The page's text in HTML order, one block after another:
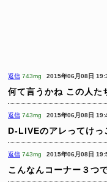
返信 743mg 2015年06月08日
何て言うかね この人た
返信 743mg 2015年06月08日
D-LIVEのアレってけっ
返信 743mg 2015年06月08日
こんなんコーナー３つ